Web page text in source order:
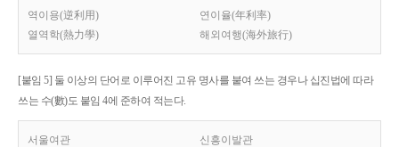
역이용(逆利用)
연이율(年利率)
열역학(熱力學)
해외여행(海外旅行)
[붙임 5] 둘 이상의 단어로 이루어진 고유 명사를 붙여 쓰는 경우나 십진법에 따라
쓰는 수(數)도 붙임 4에 준하여 적는다.
서울여관 신흥이발관